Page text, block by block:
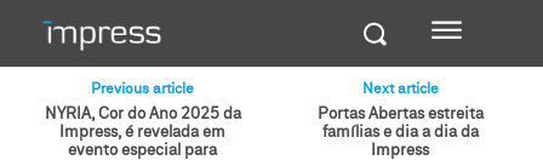
Previous article
NYRIA, Cor do Ano 2025 da
Impress, é revelada em
evento especial para
Next article
Portas Abertas estreita
famílias e dia a dia da
Impress